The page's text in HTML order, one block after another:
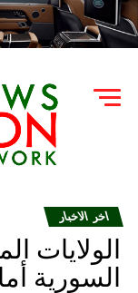
اخر الاخبار
الولايات
السورية